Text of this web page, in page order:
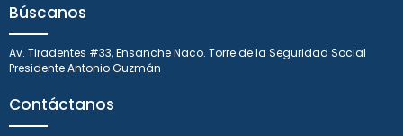
Búscanos
Av. Tiradentes #33, Ensanche Naco. Torre de la Seguridad Social
Presidente Antonio Guzmán
Contáctanos